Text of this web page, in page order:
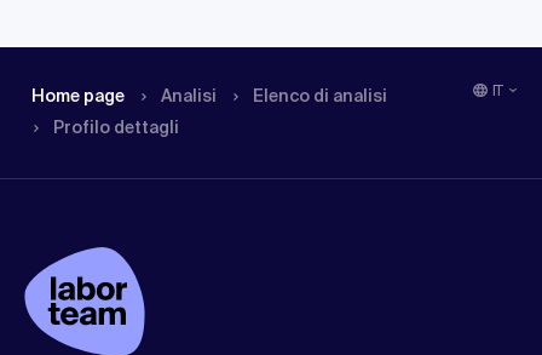
Home page Analisi
Elenco di analisi
Profilo dettagli